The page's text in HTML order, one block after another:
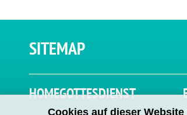
SITEMAP
HOMEGOTTESDIENST
Cookies auf dieser Website